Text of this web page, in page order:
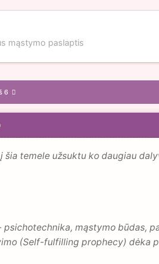
mąstymo paslaptis
6
šia temele užsuktu ko daugiau
psichotechnika, mąstymo būdas,
(Self-fulfilling prophecy) dėka